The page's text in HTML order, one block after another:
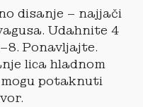
disanje – najjači
Udahnite 4
Ponavljajte.
lica hladnom
potaknuti